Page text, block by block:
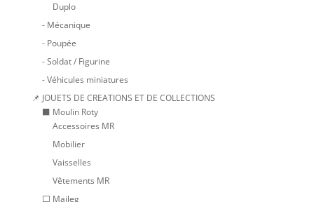
Duplo
- Mécanique
- Poupée
- Soldat / Figurine
- Véhicules miniatures
📌 JOUETS DE CREATIONS ET DE COLLECTIONS
⬛ Moulin Roty
Accessoires MR
Mobilier
Vaisselles
Vêtements MR
⬜ Maileg